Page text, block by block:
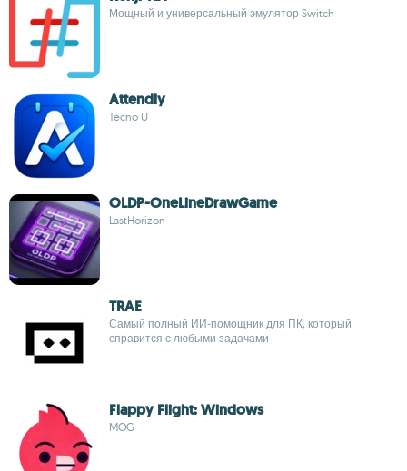
Мощный и универсальный эмулятор Switch
Attendly
Tecno U
OLDP-OneLineDrawGame
LastHorizon
TRAE
Самый полный ИИ‑помощник для ПК, который
справится с любыми задачами
Flappy Flight: Windows
MOG